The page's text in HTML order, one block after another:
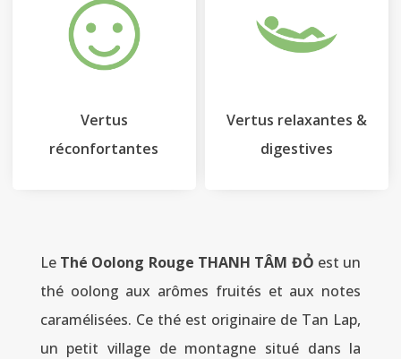
Vertus
réconfortantes
Vertus relaxantes &
digestives
Le Thé Oolong Rouge THANH TÂM ĐỎ est un
thé oolong aux arômes fruités et aux notes
caramélisées. Ce thé est originaire de Tan Lap,
un petit village de montagne situé dans la